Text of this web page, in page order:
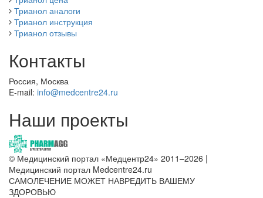
Трианол аналоги
Трианол инструкция
Трианол отзывы
Контакты
Россия, Москва
E-mail: info@medcentre24.ru
Наши проекты
© Медицинский портал «Медцентр24» 2011–2026 |
Медицинский портал Medcentre24.ru
САМОЛЕЧЕНИЕ МОЖЕТ НАВРЕДИТЬ ВАШЕМУ
ЗДОРОВЬЮ